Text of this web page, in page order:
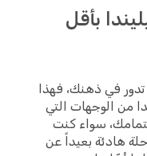
بأقل
تدور في ذهنك، فهذا
من الوجهات التي
سواء كنت
هادئة بعيداً عن